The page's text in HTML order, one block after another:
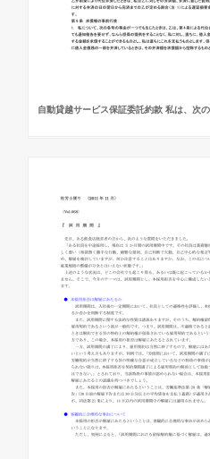
自動貸越サービス保証委託約款 私は、次